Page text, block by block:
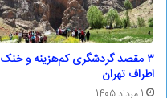
۳ مقصد گردشگری کم‌هزینه و خنک
اطراف تهران
1 مرداد 1405